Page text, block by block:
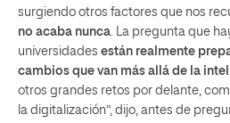
surgiendo otros factores que nos
no acaba nunca. La pregunta que
universidades están realmente
cambios que van más allá de la
otros grandes retos por delante,
la digitalización”, dijo, antes de